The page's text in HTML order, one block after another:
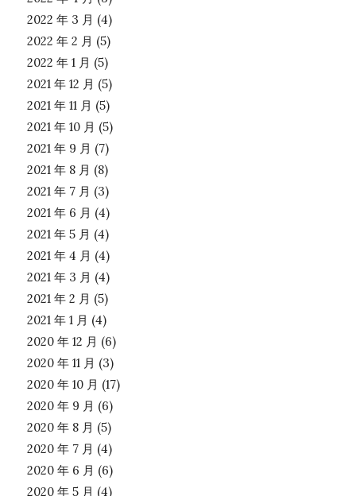
2022 年 3 月 (4)
2022 年 2 月 (5)
2022 年 1 月 (5)
2021 年 12 月 (5)
2021 年 11 月 (5)
2021 年 10 月 (5)
2021 年 9 月 (7)
2021 年 8 月 (8)
2021 年 7 月 (3)
2021 年 6 月 (4)
2021 年 5 月 (4)
2021 年 4 月 (4)
2021 年 3 月 (4)
2021 年 2 月 (5)
2021 年 1 月 (4)
2020 年 12 月 (6)
2020 年 11 月 (3)
2020 年 10 月 (17)
2020 年 9 月 (6)
2020 年 8 月 (5)
2020 年 7 月 (4)
2020 年 6 月 (6)
2020 年 5 月 (4)